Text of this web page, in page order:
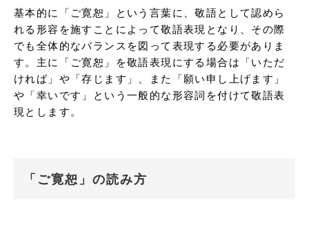
基本的に「ご寛恕」という言葉に、敬語として認めら
れる形容を施すことによって敬語表現となり、その際
でも全体的なバランスを図って表現する必要がありま
す。主に「ご寛恕」を敬語表現にする場合は「いただ
ければ」や「存じます」、また「願い申し上げます」
や「幸いです」という一般的な形容詞を付けて敬語表
現とします。
「ご寛恕」の読み方